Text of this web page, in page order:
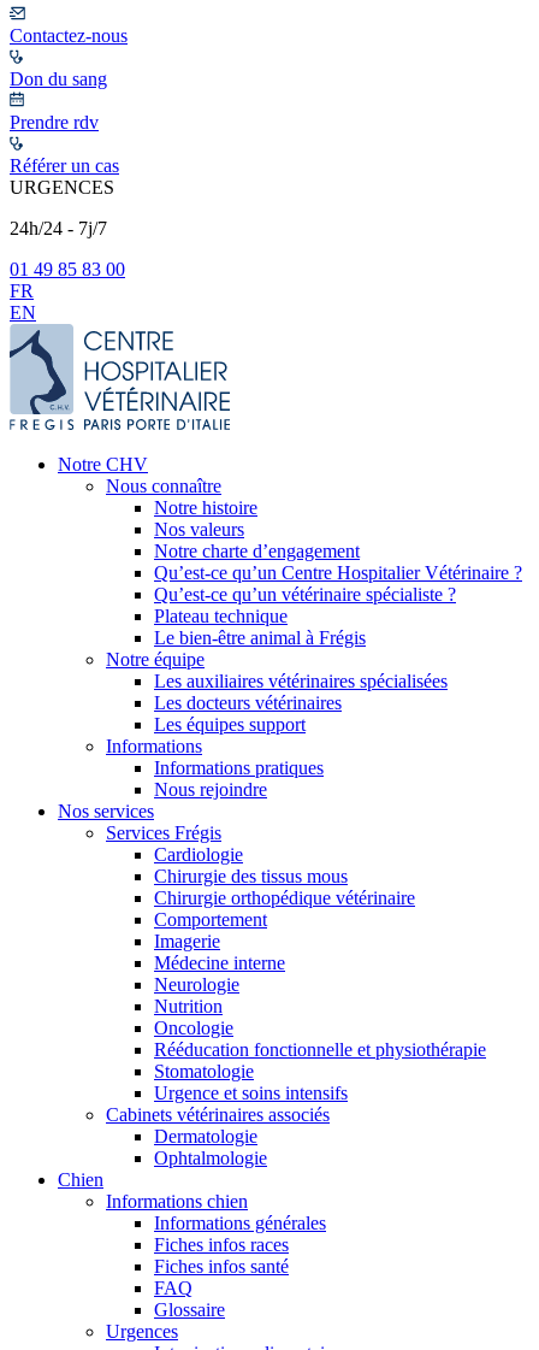
Contactez-nous
Don du sang
Prendre rdv
Référer un cas
URGENCES
24h/24 - 7j/7
01 49 85 83 00
FR
EN
Notre CHV
Nous connaître
Notre histoire
Nos valeurs
Notre charte d’engagement
Qu’est-ce qu’un Centre Hospitalier Vétérinaire ?
Qu’est-ce qu’un vétérinaire spécialiste ?
Plateau technique
Le bien-être animal à Frégis
Notre équipe
Les auxiliaires vétérinaires spécialisées
Les docteurs vétérinaires
Les équipes support
Informations
Informations pratiques
Nous rejoindre
Nos services
Services Frégis
Cardiologie
Chirurgie des tissus mous
Chirurgie orthopédique vétérinaire
Comportement
Imagerie
Médecine interne
Neurologie
Nutrition
Oncologie
Rééducation fonctionnelle et physiothérapie
Stomatologie
Urgence et soins intensifs
Cabinets vétérinaires associés
Dermatologie
Ophtalmologie
Chien
Informations chien
Informations générales
Fiches infos races
Fiches infos santé
FAQ
Glossaire
Urgences